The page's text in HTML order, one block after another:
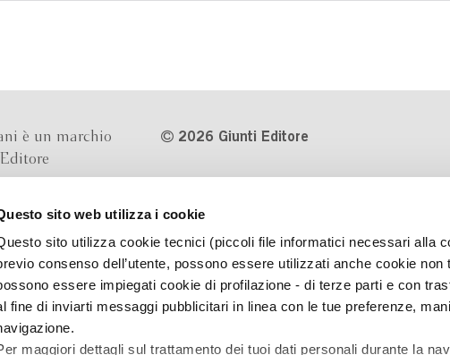
sito web utilizza i cookie
sito utilizza cookie tecnici (piccoli file informatici necessari alla
consenso dell’utente, possono essere utilizzati anche cookie
essere impiegati cookie di profilazione - di terze parti e con
fine di inviarti messaggi pubblicitari in linea con le tue preferenze,
maggiori dettagli sul trattamento dei tuoi dati personali durante la
è un marchio
165,
30,
2026 Giunti Editore
Numero d'iscrizione al Registro
Imprese di Milano REA 1327444
Informativa sulla privacy